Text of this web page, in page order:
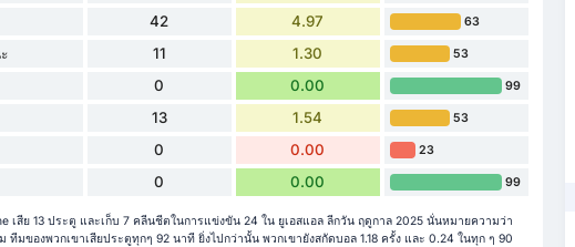
42 4.97 63
11 1.30 53
0 0.00 99
13 1.54 53
0 0.00 23
0 0.00 99
เสีย 13 ประตู และเก็บ 7 คลีนชีตในการแข่งขัน 24 ใน ยูเอสแอล ลีกวัน ฤดูกาล 2025 นั่นหมายความว่า
ทีมของพวกเขาเสียประตูทุกๆ 92 นาที ยิ่งไปกว่านั้น พวกเขายังสกัดบอล 1.18 ครั้ง และ 0.24 ในทุก ๆ 90